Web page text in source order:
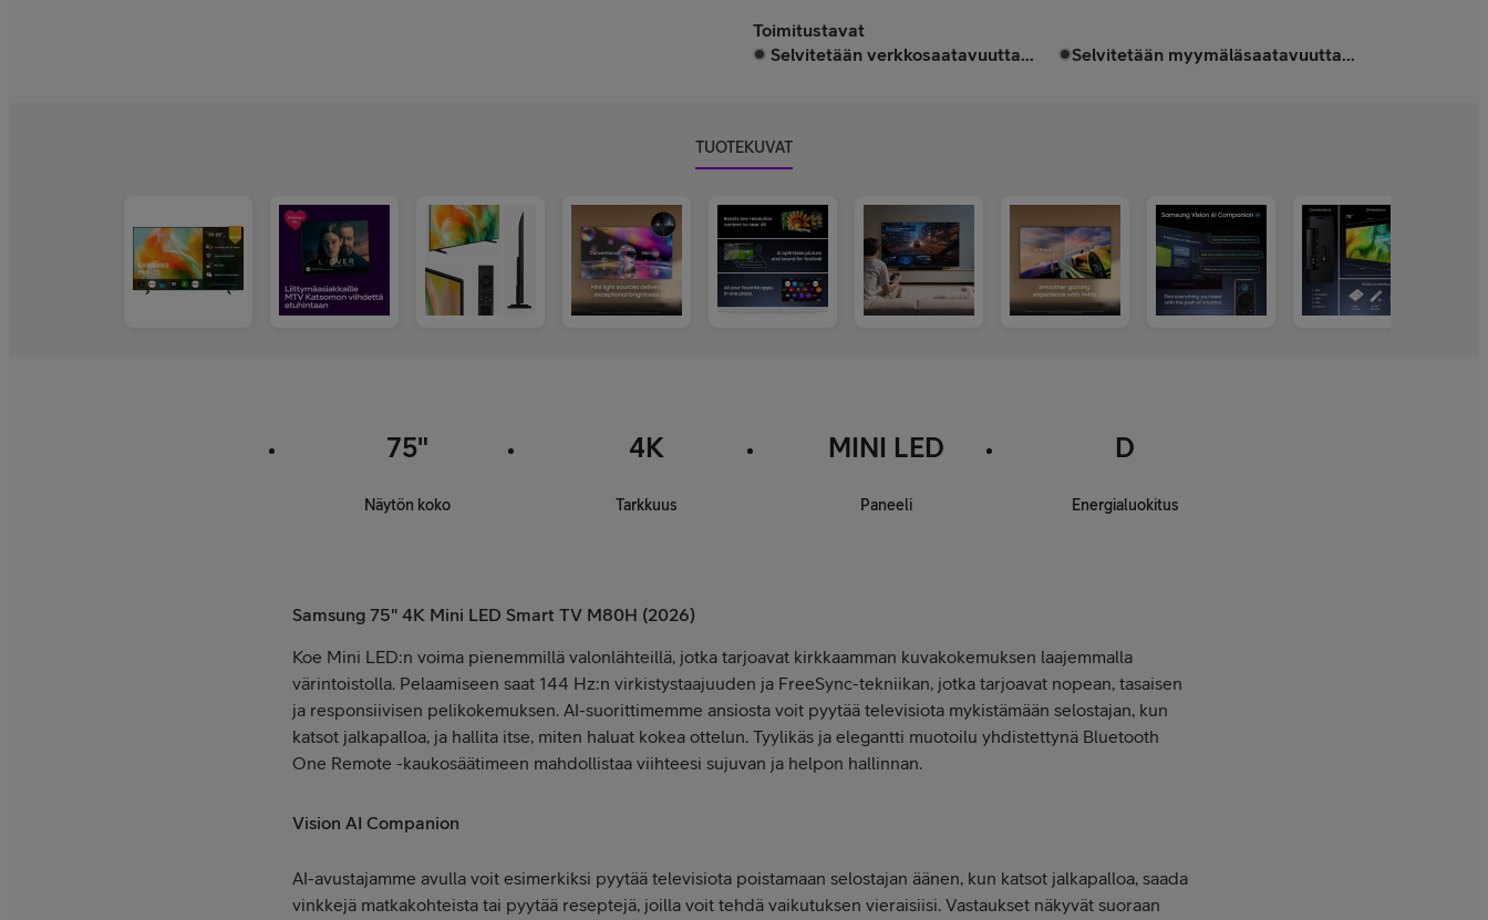
Toimitustavat
Selvitetään verkkosaatavuutta...
Selvitetään myymäläsaatavuutta...
TUOTEKUVAT
75"
Näytön koko
4K
Tarkkuus
MINI LED
Paneeli
D
Energialuokitus
Samsung 75" 4K Mini LED Smart TV M80H (2026)
Koe Mini LED:n voima pienemmillä valonlähteillä, jotka tarjoavat kirkkaamman kuvakokemuksen laajemmalla
värintoistolla. Pelaamiseen saat 144 Hz:n virkistystaajuuden ja FreeSync-tekniikan, jotka tarjoavat nopean, tasaisen
ja responsiivisen pelikokemuksen. AI-suorittimemme ansiosta voit pyytää televisiota mykistämään selostajan, kun
katsot jalkapalloa, ja hallita itse, miten haluat kokea ottelun. Tyylikäs ja elegantti muotoilu yhdistettynä Bluetooth
One Remote -kaukosäätimeen mahdollistaa viihteesi sujuvan ja helpon hallinnan.
Vision AI Companion
AI-avustajamme avulla voit esimerkiksi pyytää televisiota poistamaan selostajan äänen, kun katsot jalkapalloa, saada
vinkkejä matkakohteista tai pyytää reseptejä, joilla voit tehdä vaikutuksen vieraisiisi. Vastaukset näkyvät suoraan